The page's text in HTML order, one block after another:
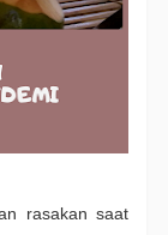
rasakan saat